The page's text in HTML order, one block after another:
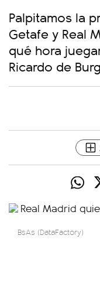
Palpitamos la
Getafe y Real
qué hora
Ricardo de
BsAs (DataFactory)